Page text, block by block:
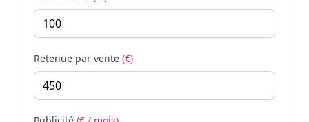
Retenue par vente (€)